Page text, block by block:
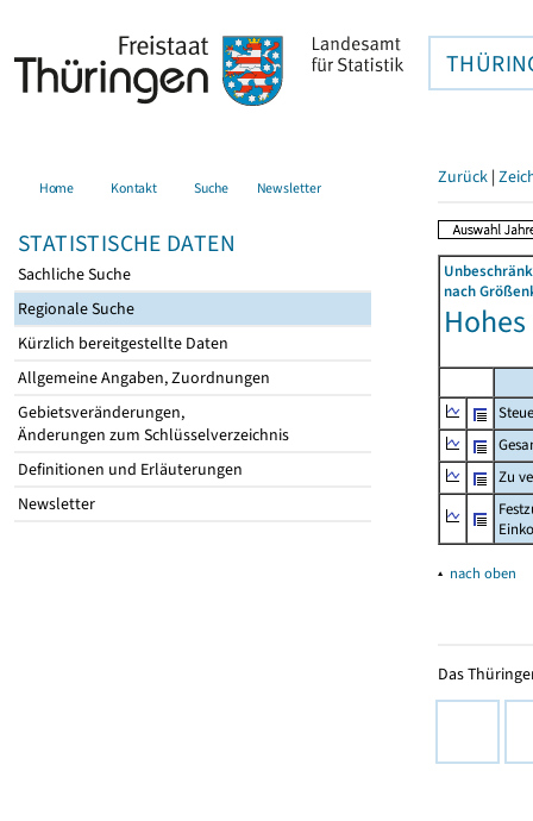
Home Kontakt Suche Newsletter
STATISTISCHE DATEN
Sachliche Suche
Regionale Suche
Kürzlich bereitgestellte Daten
Allgemeine Angaben, Zuordnungen
Gebietsveränderungen,
Änderungen zum Schlüsselverzeichnis
Definitionen und Erläuterungen
Newsletter
Zurück |
nach
Hohes
Zu
▴ nach oben
Das